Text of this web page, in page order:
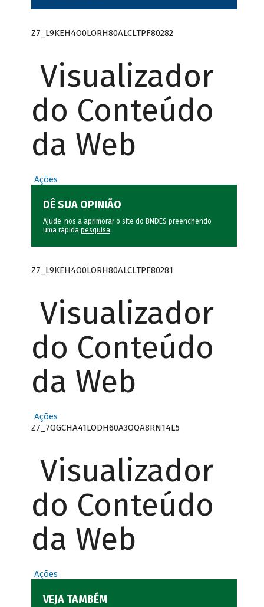
Z7_L9KEH4O0LORH80ALCLTPF80282
Visualizador
do Conteúdo
da Web
Ações
DÊ SUA OPINIÃO
Ajude-nos a aprimorar o site do BNDES preenchendo
uma rápida pesquisa.
Z7_L9KEH4O0LORH80ALCLTPF80281
Visualizador
do Conteúdo
da Web
Ações
Z7_7QGCHA41LODH60A3OQA8RN14L5
Visualizador
do Conteúdo
da Web
Ações
VEJA TAMBÉM